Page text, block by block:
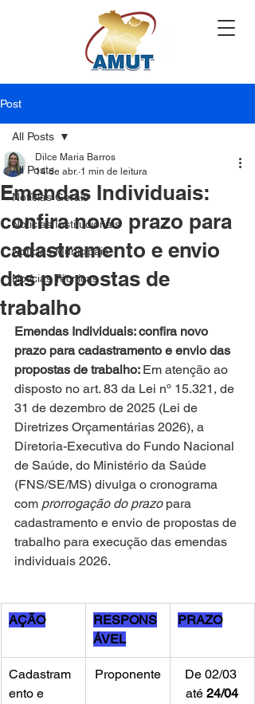
Post
All Posts
Notícias Gerais
Notícias Institucionais
Notícias Municipais
Notícias Técnicas
All Posts
Emendas Individuais:
confira novo prazo para
cadastramento e envio
das propostas de
trabalho
Dilce Maria Barros
14 de abr. 1 min de leitura
Emendas Individuais: confira novo
prazo para cadastramento e envio das
propostas de trabalho: Em atenção ao
disposto no art. 83 da Lei nº 15.321, de
31 de dezembro de 2025 (Lei de
Diretrizes Orçamentárias 2026), a
Diretoria-Executiva do Fundo Nacional
de Saúde, do Ministério da Saúde
(FNS/SE/MS) divulga o cronograma
com prorrogação do prazo para
cadastramento e envio de propostas de
trabalho para execução das emendas
individuais 2026.
AÇÃO
RESPONS
ÁVEL
PRAZO
Cadastram
ento e
Proponente
De 02/03
até 24/04